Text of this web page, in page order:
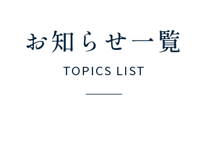
お知らせ一覧
TOPICS LIST